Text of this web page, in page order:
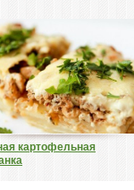
картофельная